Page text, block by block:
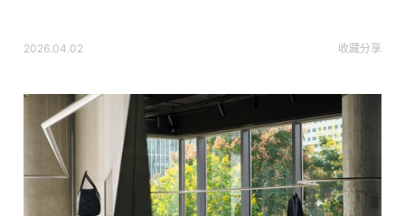
2026.04.02 收藏分享